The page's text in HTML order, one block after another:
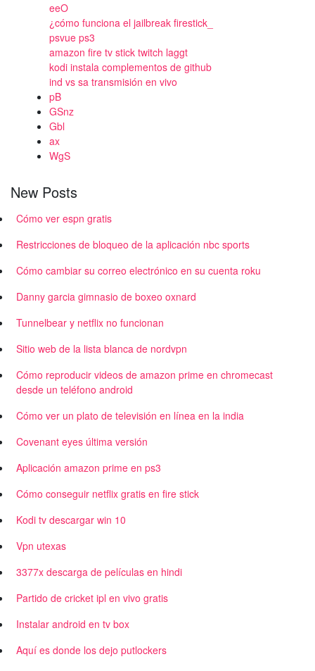
eeO
¿cómo funciona el jailbreak firestick_
psvue ps3
amazon fire tv stick twitch laggt
kodi instala complementos de github
ind vs sa transmisión en vivo
pB
GSnz
Gbl
ax
WgS
New Posts
Cómo ver espn gratis
Restricciones de bloqueo de la aplicación nbc sports
Cómo cambiar su correo electrónico en su cuenta roku
Danny garcia gimnasio de boxeo oxnard
Tunnelbear y netflix no funcionan
Sitio web de la lista blanca de nordvpn
Cómo reproducir videos de amazon prime en chromecast
desde un teléfono android
Cómo ver un plato de televisión en línea en la india
Covenant eyes última versión
Aplicación amazon prime en ps3
Cómo conseguir netflix gratis en fire stick
Kodi tv descargar win 10
Vpn utexas
3377x descarga de películas en hindi
Partido de cricket ipl en vivo gratis
Instalar android en tv box
Aquí es donde los dejo putlockers